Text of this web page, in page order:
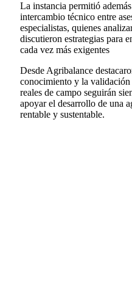
La instancia permitió
intercambio técnico entre
especialistas, quienes
discutieron estrategias para
cada vez más exigentes
Desde Agribalance
conocimiento y la
reales de campo seguirán
apoyar el desarrollo de una
rentable y sustentable.